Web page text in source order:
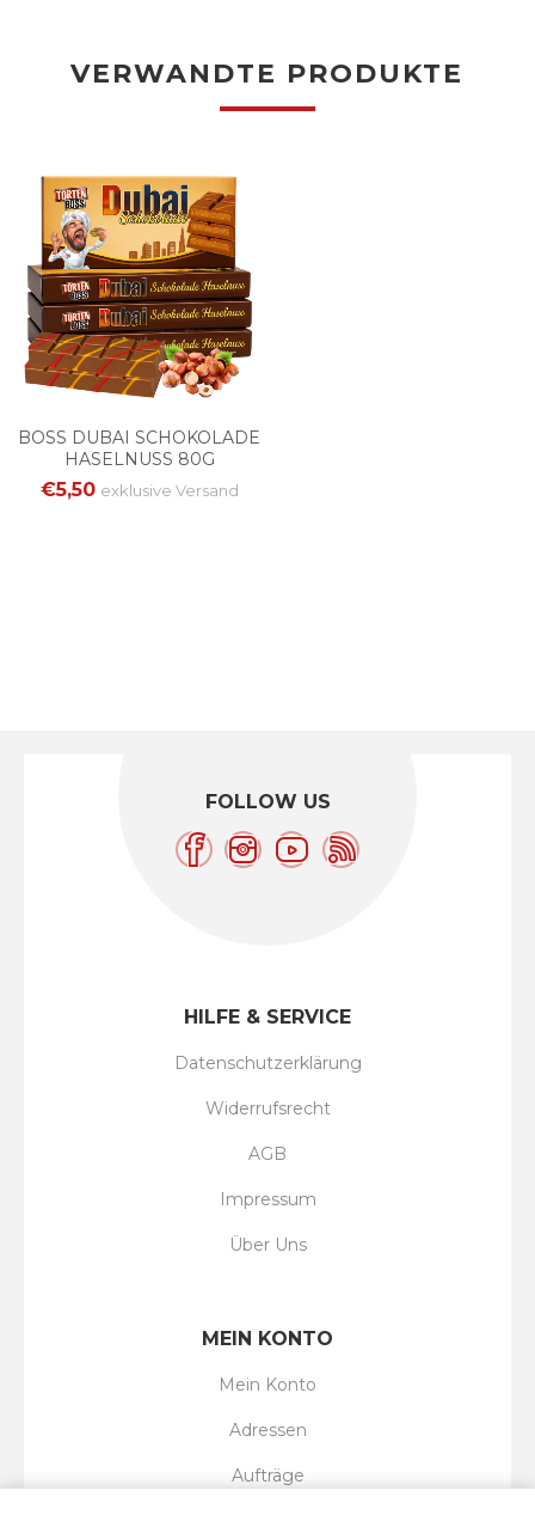
VERWANDTE PRODUKTE
BOSS DUBAI SCHOKOLADE
HASELNUSS 80G
€5,50 exklusive Versand
FOLLOW US
HILFE & SERVICE
Datenschutzerklärung
Widerrufsrecht
AGB
Impressum
Über Uns
MEIN KONTO
Mein Konto
Adressen
Aufträge